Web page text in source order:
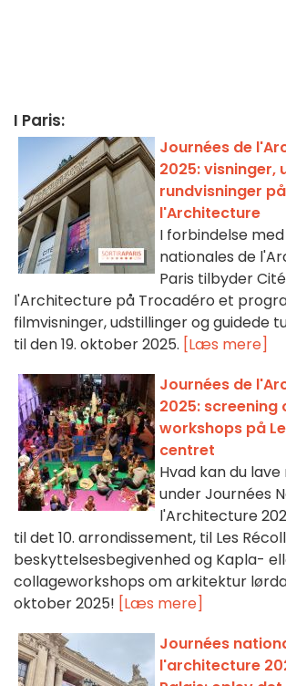
I Paris:
Journées de
2025: visninger,
rundvisninger
l'Architecture
I forbindelse
nationales de
Paris tilbyder
l'Architecture på Trocadéro et
filmvisninger, udstillinger og guidede
til den 19. oktober 2025. [Læs mere]
Journées de
2025: screening
workshops på
centret
Hvad kan du
under Journées
l'Architecture
til det 10. arrondissement, til Les
beskyttelsesbegivenhed og Kapla-
collageworkshops om arkitektur
oktober 2025! [Læs mere]
Journées
l'architecture